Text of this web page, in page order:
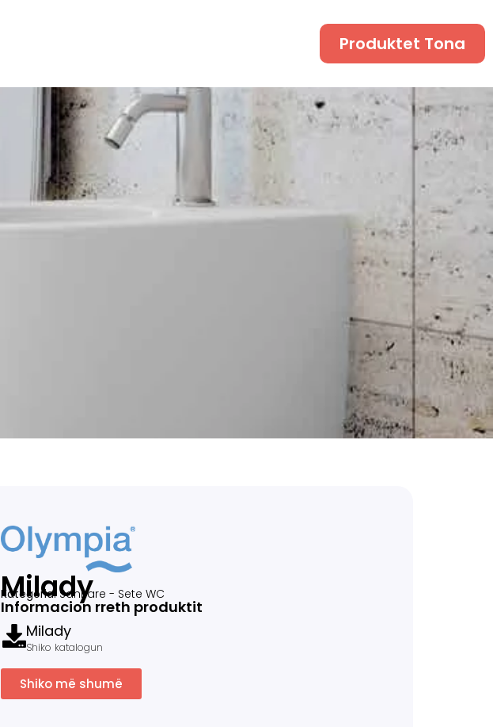
Produktet Tona
Milady
Kategoria:Sanitare - Sete WC
Informacion rreth produktit
Milady
Shiko katalogun
Shiko më shumë